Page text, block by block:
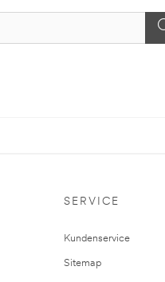
SERVICE
Kundenservice
Sitemap